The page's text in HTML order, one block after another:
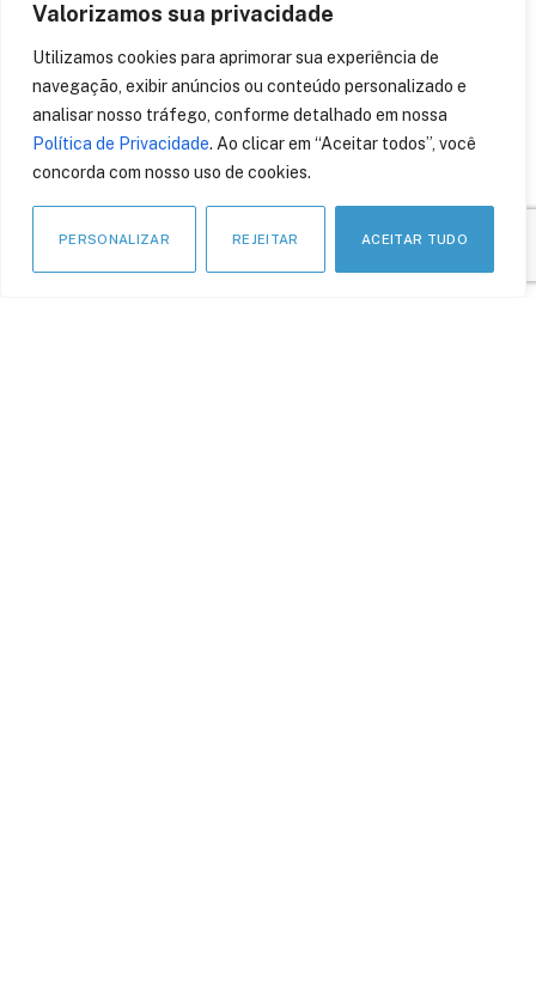
Valorizamos sua privacidade
Utilizamos cookies para aprimorar sua experiência de
navegação, exibir anúncios ou conteúdo personalizado e
analisar nosso tráfego, conforme detalhado em nossa
Política de Privacidade. Ao clicar em “Aceitar todos”, você
concorda com nosso uso de cookies.
PERSONALIZAR REJEITAR ACEITAR TUDO
Cultura da segurança da
informação é a chave para
superar pandemia de
ataques cibernéticos
18 de maio de 2023